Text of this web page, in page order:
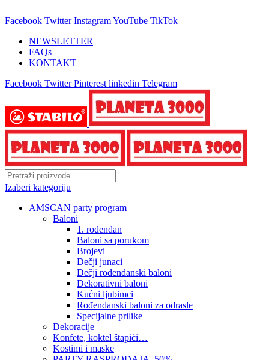
Facebook Twitter InstagramYouTube TikTok
NEWSLETTER
FAQs
KONTAKT
Facebook Twitter Pinterest linkedin Telegram
Izaberi kategoriju
AMSCAN party program
Baloni
1. rođendan
Baloni sa porukom
Brojevi
Dečji junaci
Dečji rođendanski baloni
Dekorativni baloni
Kućni ljubimci
Rođendanski baloni za odrasle
Specijalne prilike
Dekoracije
Konfete, koktel štapići…
Kostimi i maske